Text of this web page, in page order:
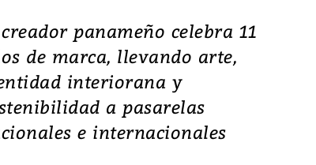
panameño celebra 11
de marca, llevando arte,
interiorana y
a pasarelas
e internacionales